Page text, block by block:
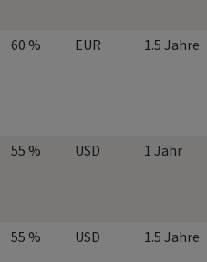
60 % EUR 1.5 Jahre
55 % USD 1 Jahr
55 % USD 1.5 Jahre